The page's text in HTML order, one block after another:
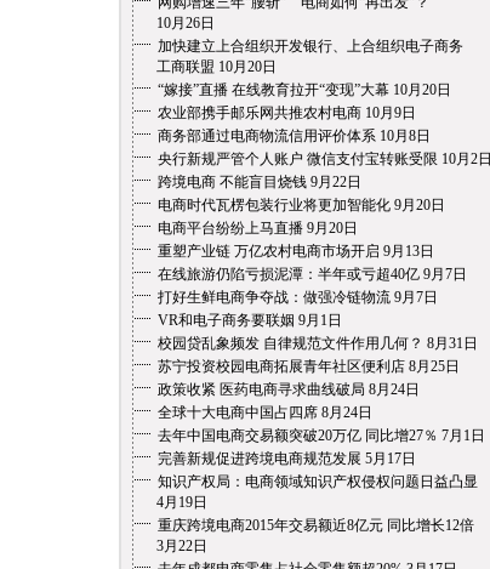
10月26日
加快建立上合组织开发银行、上合组织电子商务
工商联盟 10月20日
“嫁接”直播 在线教育拉开“变现”大幕 10月20日
农业部携手邮乐网共推农村电商 10月9日
商务部通过电商物流信用评价体系 10月8日
央行新规严管个人账户 微信支付宝转账受限 10月2日
跨境电商 不能盲目烧钱 9月22日
电商时代瓦楞包装行业将更加智能化 9月20日
电商平台纷纷上马直播 9月20日
重塑产业链 万亿农村电商市场开启 9月13日
在线旅游仍陷亏损泥潭：半年或亏超40亿 9月7日
打好生鲜电商争夺战：做强冷链物流 9月7日
VR和电子商务要联姻 9月1日
校园贷乱象频发 自律规范文件作用几何？ 8月31日
苏宁投资校园电商拓展青年社区便利店 8月25日
政策收紧 医药电商寻求曲线破局 8月24日
全球十大电商中国占四席 8月24日
去年中国电商交易额突破20万亿 同比增27％ 7月1日
完善新规促进跨境电商规范发展 5月17日
知识产权局：电商领域知识产权侵权问题日益凸显
4月19日
重庆跨境电商2015年交易额近8亿元 同比增长12倍
3月22日